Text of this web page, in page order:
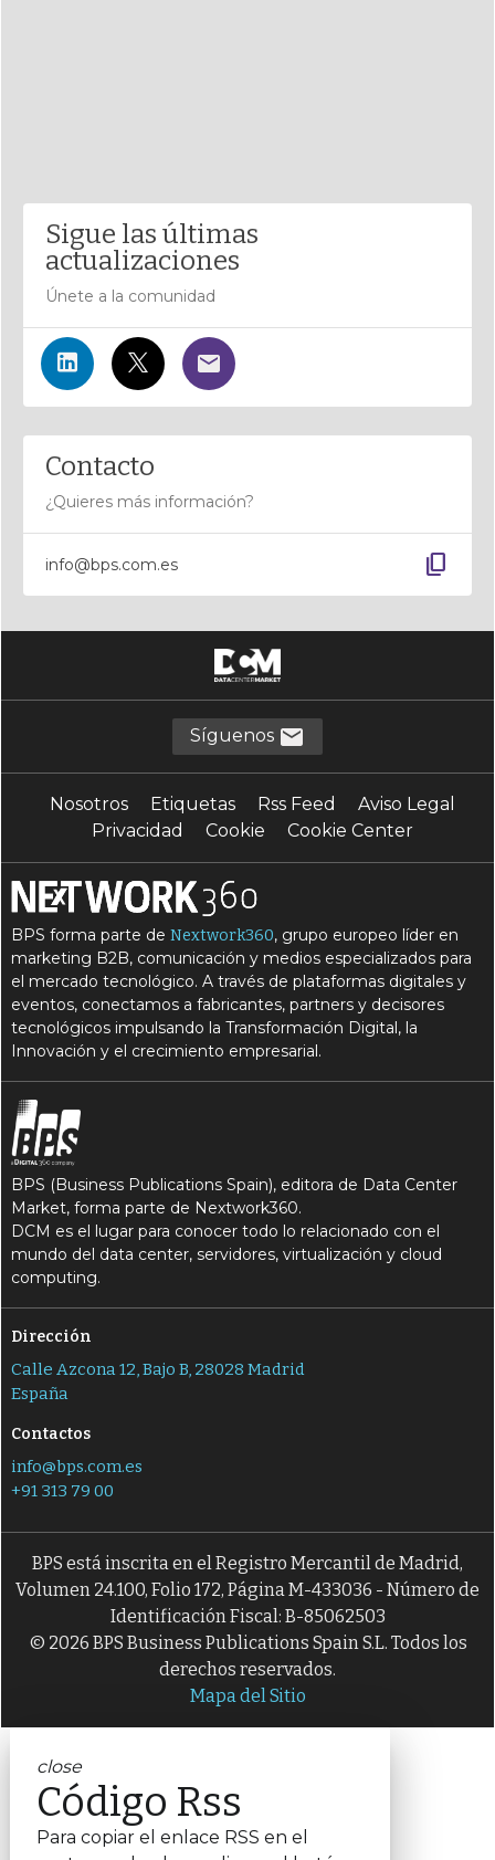
Sigue las últimas
actualizaciones
Únete a la comunidad
Contacto
¿Quieres más información?
info@bps.com.es content_copy
Síguenos
Nosotros Etiquetas Rss Feed
Aviso Legal
Privacidad
Cookie Cookie Center
BPS forma parte deNextwork360, grupo europeo líder en
marketing B2B, comunicación y medios especializados para
el mercado tecnológico. A través de plataformas digitales y
eventos, conectamos a fabricantes, partners y decisores
tecnológicos impulsando la Transformación Digital, la
Innovación y el crecimiento empresarial.
BPS (Business Publications Spain), editora de Data Center
Market, forma parte de Nextwork360.
DCM es el lugar para conocer todo lo relacionado con el
mundo del data center, servidores, virtualización y cloud
computing.
Dirección
Calle Azcona 12, Bajo B, 28028 Madrid
España
Contactos
info@bps.com.es
+91 313 79 00
BPS está inscrita en el Registro Mercantil de Madrid,
Volumen 24.100, Folio 172, Página M-433036 - Número de
Identificación Fiscal: B-85062503
© 2026 BPS Business Publications Spain S.L. Todos los
derechos reservados.
Mapa del Sitio
close
Código Rss
Para copiar el enlace RSS en el